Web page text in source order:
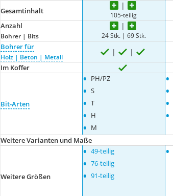
Gesamtinhalt 105-teilig
Anzahl
Bohrer | Bits 24 Stk. | 69 Stk.
Bohrer für
Holz | Beton | Metall
Im Koffer
Bit-Arten
• PH/PZ
• S
• T
• H
• M
•
•
•
•
Weitere Varianten und Maße
Weitere Größen
• 49-teilig
• 76-teilig
• 91-teilig
•